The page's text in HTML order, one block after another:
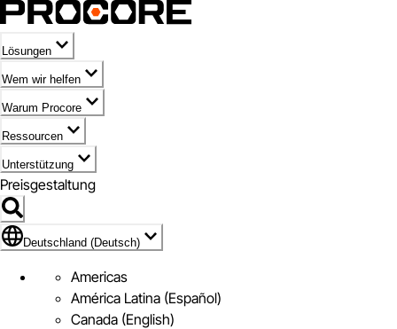
Lösungen
Wem wir helfen
Warum Procore
Ressourcen
Unterstützung
Preisgestaltung
Markieren des Symbols für Deutschland (Deutsch)
Deutschland (Deutsch)
Americas
América Latina (Español)
Canada (English)